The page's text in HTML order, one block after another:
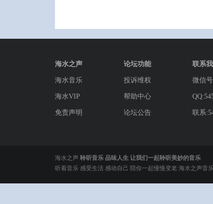
海水之声
海水音乐
海水VIP
免责声明
论坛功能
投诉维权
帮助中心
论坛公告
联系
微信
联系
海水之声 聆听音乐 品味人生 让我们一起聆听美妙的音乐
听着音乐 感受生活 感动自己 陪你一起慢慢变老 海水之声音